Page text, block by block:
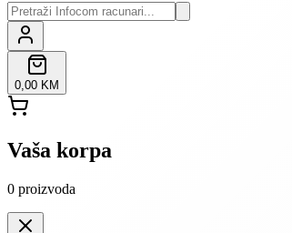
0,00 KM
Vaša korpa
0 proizvoda